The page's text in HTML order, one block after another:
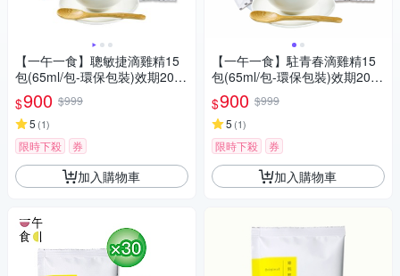
【一午一食】聰敏捷滴雞精15
包(65ml/包-環保包裝)效期2026
-10-13
$900 $999
5 (1)
限時下殺 券
加入購物車
【一午一食】駐青春滴雞精15
包(65ml/包-環保包裝)效期2026
-11-25
$900 $999
5 (1)
限時下殺 券
加入購物車